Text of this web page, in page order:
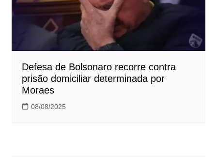
Defesa de Bolsonaro recorre contra
prisão domiciliar determinada por
Moraes
08/08/2025